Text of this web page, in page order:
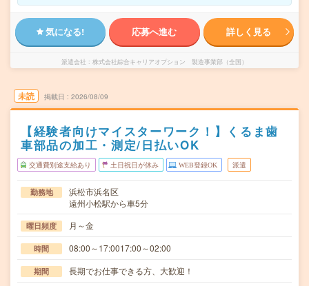
気になる! 応募へ進む 詳しく見る
派遣会社 株式会社綜合キャリアオプション 製造事業部（全国）
未読 掲載日 2026/08/09
【経験者向けマイスターワーク！】くるま歯
車部品の加工・測定/日払いOK
交通費別途支給あり 土日祝日が休み WEB登録OK 派遣
勤務地
浜松市浜名区
遠州小松駅から車5分
曜日頻度 月～金
時間 08:00～17:0017:00～02:00
期間 長期でお仕事できる方、大歓迎！